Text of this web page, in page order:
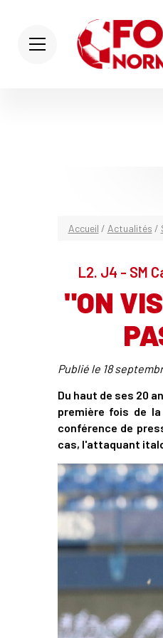
Accueil / Actualités /
L2. J4 - SM
"ON
Publié le 18
Du haut de ses 20
première fois de
conférence de
cas, l'attaquant